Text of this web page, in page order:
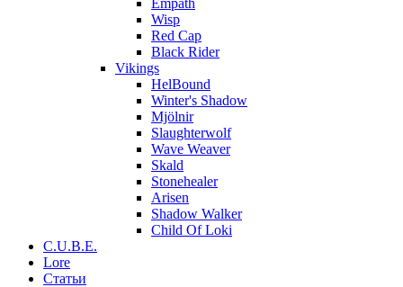
Empath
Wisp
Red Cap
Black Rider
Vikings
HelBound
Winter's Shadow
Mjölnir
Slaughterwolf
Wave Weaver
Skald
Stonehealer
Arisen
Shadow Walker
Child Of Loki
C.U.B.E.
Lore
Статьи